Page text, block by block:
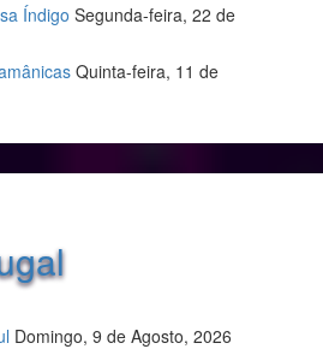
Índigo Segunda-feira, 22 de
Quinta-feira, 11 de
Domingo, 9 de Agosto, 2026